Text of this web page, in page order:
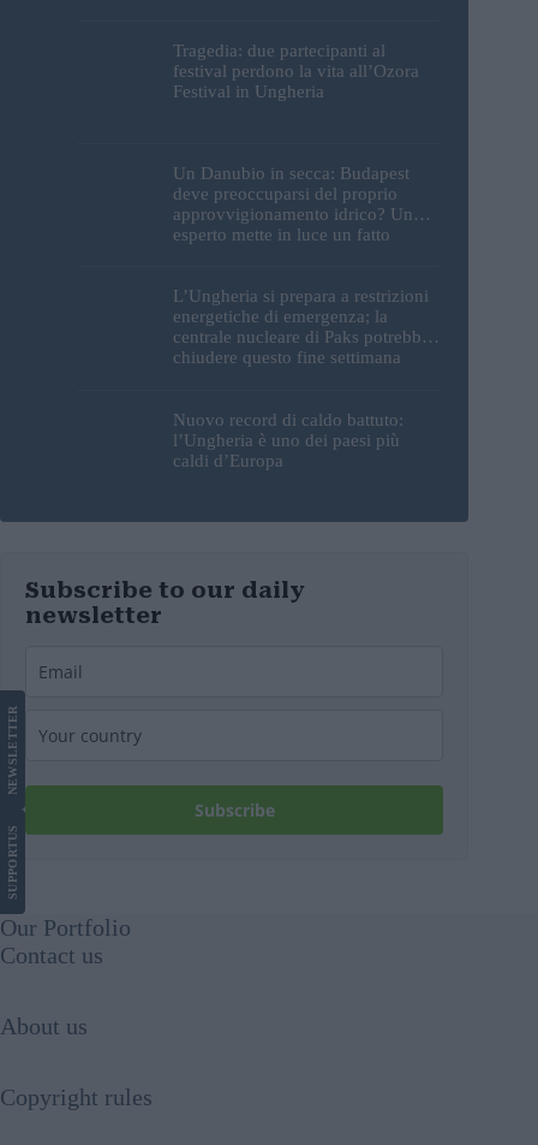
Tragedia: due partecipanti al
festival perdono la vita all’Ozora
Festival in Ungheria
Un Danubio in secca: Budapest
deve preoccuparsi del proprio
approvvigionamento idrico? Un
esperto mette in luce un fatto
L’Ungheria si prepara a restrizioni
energetiche di emergenza; la
centrale nucleare di Paks potrebbe
chiudere questo fine settimana
Nuovo record di caldo battuto:
l’Ungheria è uno dei paesi più
caldi d’Europa
Subscribe to our daily
newsletter
Subscribe
SUPPORT
US
NEWS
LETTER
Our Portfolio
Contact us
About us
Copyright rules